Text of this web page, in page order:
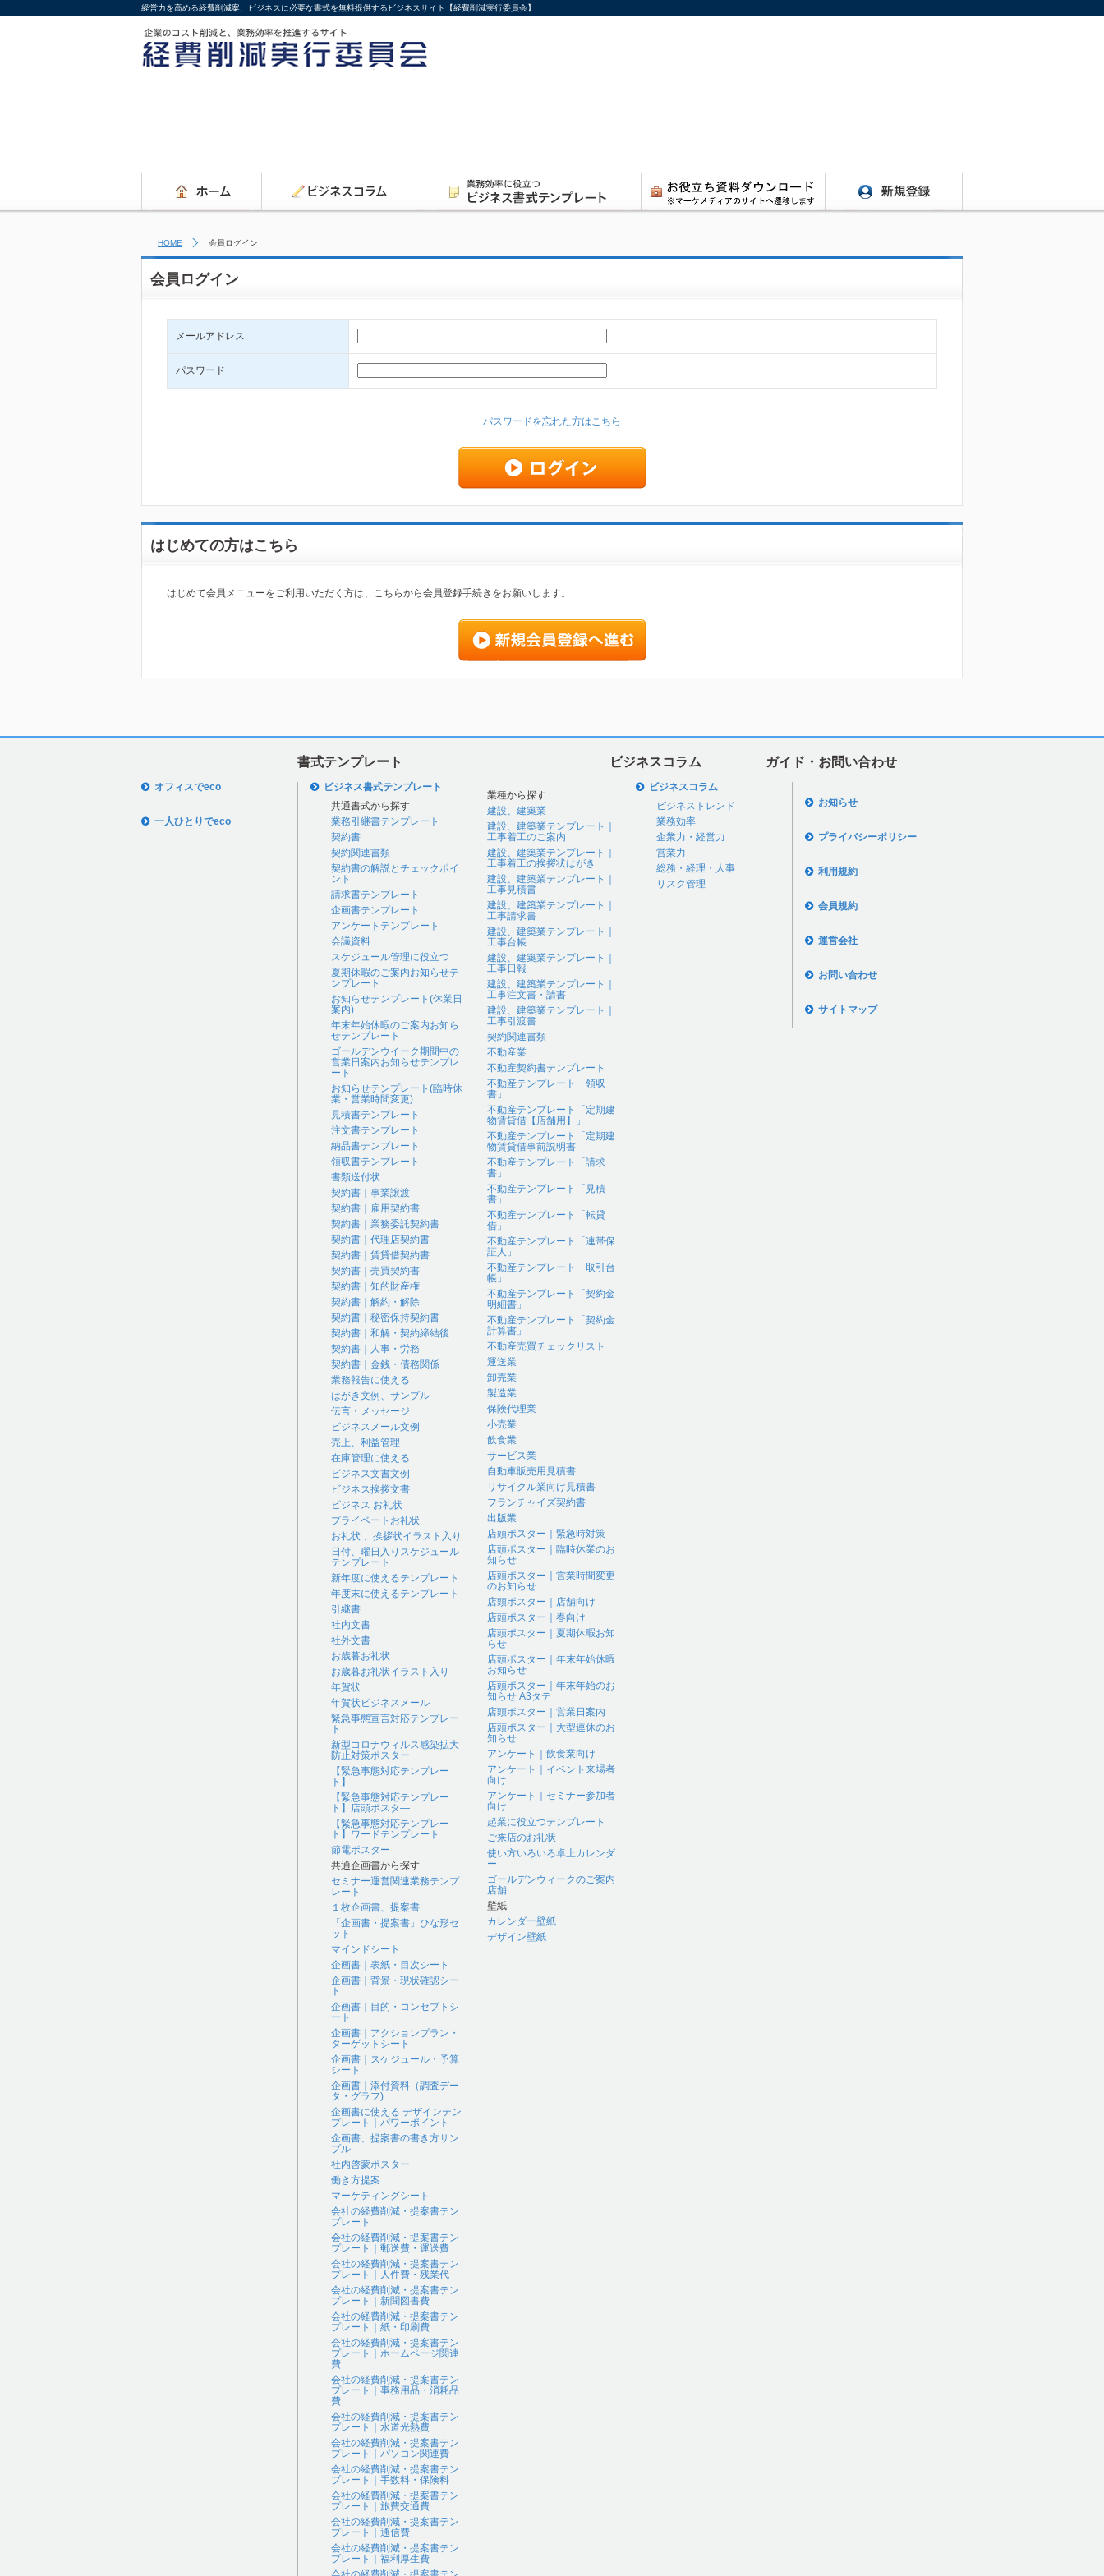
経営力を高める経費削減案、ビジネスに必要な書式を無料提供するビジネスサイト【経費削減実行委員会】
HOME 会員ログイン
会員ログイン
メールアドレス
パスワード
パスワードを忘れた方はこちら
はじめての方はこちら
はじめて会員メニューをご利用いただく方は、こちらから会員登録手続きをお願いします。
書式テンプレート ビジネスコラム ガイド・お問い合わせ
オフィスでeco
一人ひとりでeco
ビジネス書式テンプレート
共通書式から探す
業務引継書テンプレート
契約書
契約関連書類
契約書の解説とチェックポイ
ント
請求書テンプレート
企画書テンプレート
アンケートテンプレート
会議資料
スケジュール管理に役立つ
夏期休暇のご案内お知らせテ
ンプレート
お知らせテンプレート(休業日
案内)
年末年始休暇のご案内お知ら
せテンプレート
ゴールデンウイーク期間中の
営業日案内お知らせテンプレ
ート
お知らせテンプレート(臨時休
業・営業時間変更)
見積書テンプレート
注文書テンプレート
納品書テンプレート
領収書テンプレート
書類送付状
契約書｜事業譲渡
契約書｜雇用契約書
契約書｜業務委託契約書
契約書｜代理店契約書
契約書｜賃貸借契約書
契約書｜売買契約書
契約書｜知的財産権
契約書｜解約・解除
契約書｜秘密保持契約書
契約書｜和解・契約締結後
契約書｜人事・労務
契約書｜金銭・債務関係
業務報告に使える
はがき文例、サンプル
伝言・メッセージ
ビジネスメール文例
売上、利益管理
在庫管理に使える
ビジネス文書文例
ビジネス挨拶文書
ビジネス お礼状
プライベートお礼状
お礼状 、挨拶状イラスト入り
日付、曜日入りスケジュール
テンプレート
新年度に使えるテンプレート
年度末に使えるテンプレート
引継書
社内文書
社外文書
お歳暮お礼状
お歳暮お礼状イラスト入り
年賀状
年賀状ビジネスメール
緊急事態宣言対応テンプレー
ト
新型コロナウィルス感染拡大
防止対策ポスター
【緊急事態対応テンプレー
ト】
【緊急事態対応テンプレー
ト】店頭ポスタ―
【緊急事態対応テンプレー
ト】ワードテンプレート
節電ポスター
共通企画書から探す
セミナー運営関連業務テンプ
レート
１枚企画書、提案書
「企画書・提案書」ひな形セ
ット
マインドシート
企画書｜表紙・目次シート
企画書｜背景・現状確認シー
ト
企画書｜目的・コンセプトシ
ート
企画書｜アクションプラン・
ターゲットシート
企画書｜スケジュール・予算
シート
企画書｜添付資料（調査デー
タ・グラフ)
企画書に使える デザインテン
プレート｜パワーポイント
企画書、提案書の書き方サン
プル
社内啓蒙ポスター
働き方提案
マーケティングシート
会社の経費削減・提案書テン
プレート
会社の経費削減・提案書テン
プレート｜郵送費・運送費
会社の経費削減・提案書テン
プレート｜人件費・残業代
会社の経費削減・提案書テン
プレート｜新聞図書費
会社の経費削減・提案書テン
プレート｜紙・印刷費
会社の経費削減・提案書テン
プレート｜ホームページ関連
費
会社の経費削減・提案書テン
プレート｜事務用品・消耗品
費
会社の経費削減・提案書テン
プレート｜水道光熱費
会社の経費削減・提案書テン
プレート｜パソコン関連費
会社の経費削減・提案書テン
プレート｜手数料・保険料
会社の経費削減・提案書テン
プレート｜旅費交通費
会社の経費削減・提案書テン
プレート｜通信費
会社の経費削減・提案書テン
プレート｜福利厚生費
業種から探す
建設、建築業
建設、建築業テンプレート｜
工事着工のご案内
建設、建築業テンプレート｜
工事着工の挨拶状はがき
建設、建築業テンプレート｜
工事見積書
建設、建築業テンプレート｜
工事請求書
建設、建築業テンプレート｜
工事台帳
建設、建築業テンプレート｜
工事日報
建設、建築業テンプレート｜
工事注文書・請書
建設、建築業テンプレート｜
工事引渡書
契約関連書類
不動産業
不動産契約書テンプレート
不動産テンプレート「領収
書」
不動産テンプレート「定期建
物賃貸借【店舗用】」
不動産テンプレート「定期建
物賃貸借事前説明書
不動産テンプレート「請求
書」
不動産テンプレート「見積
書」
不動産テンプレート「転貸
借」
不動産テンプレート「連帯保
証人」
不動産テンプレート「取引台
帳」
不動産テンプレート「契約金
明細書」
不動産テンプレート「契約金
計算書」
不動産売買チェックリスト
運送業
卸売業
製造業
保険代理業
小売業
飲食業
サービス業
自動車販売用見積書
リサイクル業向け見積書
フランチャイズ契約書
出版業
店頭ポスター｜緊急時対策
店頭ポスター｜臨時休業のお
知らせ
店頭ポスター｜営業時間変更
のお知らせ
店頭ポスター｜店舗向け
店頭ポスター｜春向け
店頭ポスター｜夏期休暇お知
らせ
店頭ポスター｜年末年始休暇
お知らせ
店頭ポスター｜年末年始のお
知らせ A3タテ
店頭ポスター｜営業日案内
店頭ポスター｜大型連休のお
知らせ
アンケート｜飲食業向け
アンケート｜イベント来場者
向け
アンケート｜セミナー参加者
向け
起業に役立つテンプレート
ご来店のお礼状
使い方いろいろ卓上カレンダ
ー
ゴールデンウィークのご案内
店舗
壁紙
カレンダー壁紙
デザイン壁紙
ビジネスコラム
ビジネストレンド
業務効率
企業力・経営力
営業力
総務・経理・人事
リスク管理
お知らせ
プライバシーポリシー
利用規約
会員規約
運営会社
お問い合わせ
サイトマップ